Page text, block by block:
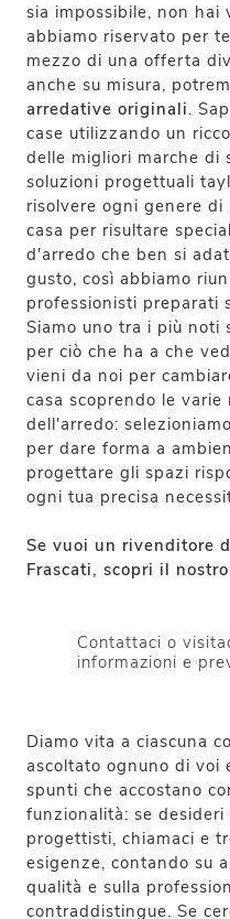
sia impossibile, non hai
abbiamo riservato per
mezzo di una offerta
anche su misura,
arredative originali.
case utilizzando un
delle migliori marche di
soluzioni progettuali
risolvere ogni genere
casa per risultare
d'arredo che ben si
gusto, così abbiamo
professionisti preparati
Siamo uno tra i più noti
per ciò che ha a che
vieni da noi per
casa scoprendo le
dell'arredo:
per dare forma a
progettare gli spazi
ogni tua precisa
Se vuoi un rivenditore
Frascati, scopri il
Contattaci o
informazioni e
Diamo vita a ciascuna
ascoltato ognuno di voi
spunti che accostano
funzionalità: se
progettisti, chiamaci e
esigenze, contando su
qualità e sulla
contraddistingue. Se